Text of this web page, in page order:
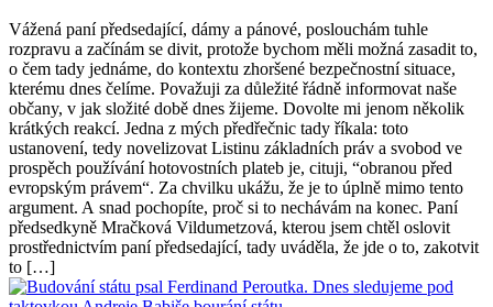
Vážená paní předsedající, dámy a pánové, poslouchám tuhle
rozpravu a začínám se divit, protože bychom měli možná zasadit to,
o čem tady jednáme, do kontextu zhoršené bezpečnostní situace,
kterému dnes čelíme. Považuji za důležité řádně informovat naše
občany, v jak složité době dnes žijeme. Dovolte mi jenom několik
krátkých reakcí. Jedna z mých předřečnic tady říkala: toto
ustanovení, tedy novelizovat Listinu základních práv a svobod ve
prospěch používání hotovostních plateb je, cituji, “obranou před
evropským právem“. Za chvilku ukážu, že je to úplně mimo tento
argument. A snad pochopíte, proč si to nechávám na konec. Paní
předsedkyně Mračková Vildumetzová, kterou jsem chtěl oslovit
prostřednictvím paní předsedající, tady uváděla, že jde o to, zakotvit
to […]